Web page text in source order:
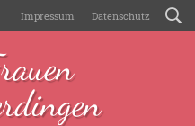
Impressum Datenschutz